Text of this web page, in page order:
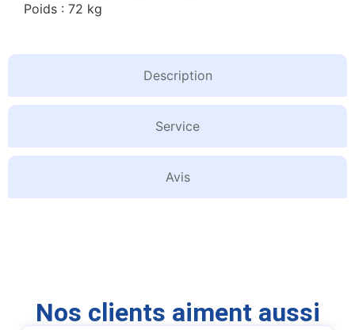
Description
Service
Avis
Poids : 72 kg
Nos clients aiment aussi